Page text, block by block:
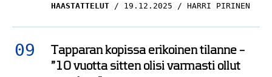
HAASTATTELUT 19.12.2025 HARRI PIRINEN
Tapparan kopissa erikoinen tilanne –
”10 vuotta sitten olisi varmasti ollut